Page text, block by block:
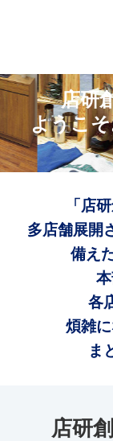
店研
ようこ
「店
多店舗展開
備え
各
煩雑
ま
店研